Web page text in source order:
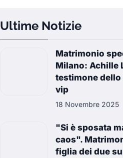
Ultime Notizie
Matrimonio
Milano: Achille
testimone dello
vip
18 Novembre 2025
"Si è sposata
caos".
figlia dei due